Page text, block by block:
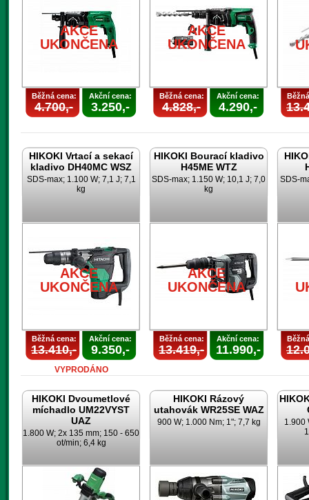
AKCE
UKONČENA
Běžná cena:
4.700,-
Akční cena:
3.250,-
AKCE
UKONČENA
Běžná cena:
4.828,-
Akční cena:
4.290,-
HIKOKI Vrtací a sekací
kladivo DH40MC WSZ
SDS-max; 1.100 W; 7,1 J; 7,1
kg
AKCE
UKONČENA
Běžná cena:
13.410,-
Akční cena:
9.350,-
VYPRODÁNO
HIKOKI Bourací kladivo
H45ME WTZ
SDS-max; 1.150 W; 10,1 J; 7,0
kg
AKCE
UKONČENA
Běžná cena:
13.419,-
Akční cena:
11.990,-
SDS-
HIKOKI Dvoumetlové
míchadlo UM22VYST
UAZ
1.800 W; 2x 135 mm; 150 - 650
ot/min; 6,4 kg
HIKOKI Rázový
utahovák WR25SE WAZ
900 W; 1.000 Nm; 1"; 7,7 kg
1.900